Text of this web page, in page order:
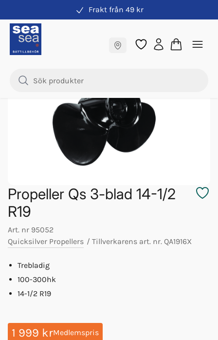
Frakt från 49 kr
Samma pris online & i butik
Propeller Qs 3-blad 14-1/2
R19
Art. nr 95052
Quicksilver Propellers / Tillverkarens art. nr. QA1916X
Trebladig
100-300hk
14-1/2 R19
1 999 krMedlemspris